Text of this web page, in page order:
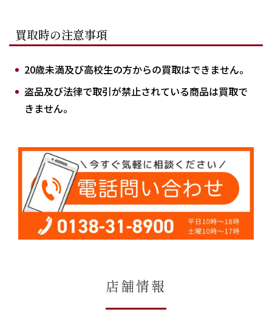
買取時の注意事項
20歳未満及び高校生の方からの買取はできません。
盗品及び法律で取引が禁止されている商品は買取で
きません。
店舗情報